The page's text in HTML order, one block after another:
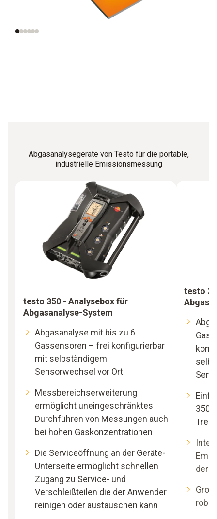
Industrieabgasen
Abgasanalysegeräte von Testo für die portable,
industrielle Emissionsmessung
testo 350 - Analysebox für
Abgasanalyse-System
Abgasanalyse mit bis zu 6
Gassensoren – frei konfigurierbar
mit selbständigem
Sensorwechsel vor Ort
Messbereichserweiterung
ermöglicht uneingeschränktes
Durchführen von Messungen auch
bei hohen Gaskonzentrationen
Die Serviceöffnung an der Geräte-
Unterseite ermöglicht schnellen
Zugang zu Service- und
Verschleißteilen die der Anwender
reinigen oder austauschen kann
testo
350
der